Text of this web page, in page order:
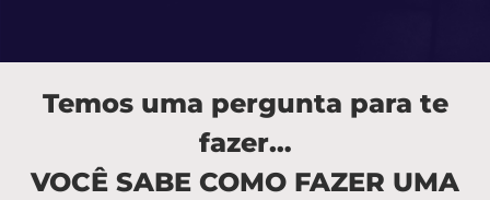
Temos uma pergunta para te
fazer…
VOCÊ SABE COMO FAZER UMA